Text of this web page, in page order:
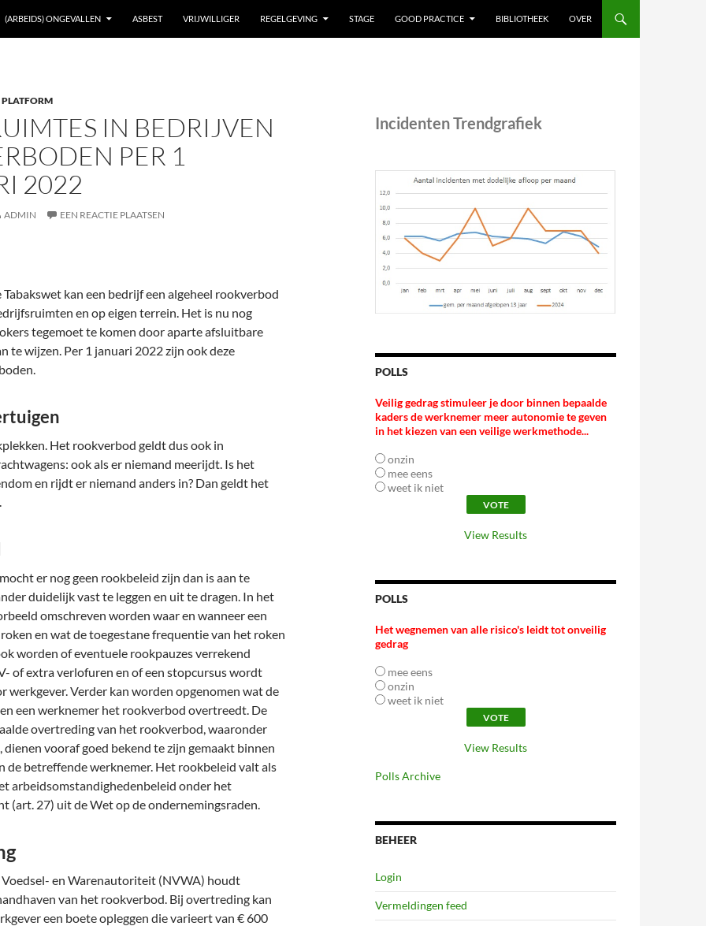
(ARBEIDS) ONGEVALLEN ASBEST VRIJWILLIGER REGELGEVING STAGE GOOD PRACTICE BIBLIOTHEEK OVER
IN BEDRIJVEN
PER 1
2022
ADMIN EEN REACTIE PLAATSEN
kan een bedrijf een algeheel rookverbod
en op eigen terrein. Het is nu nog
tegemoet te komen door aparte afsluitbare
te wijzen. Per 1 januari 2022 zijn ook deze
Het rookverbod geldt dus ook in
ook als er niemand meerijdt. Is het
en rijdt er niemand anders in? Dan geldt het
er nog geen rookbeleid zijn dan is aan te
duidelijk vast te leggen en uit te dragen. In het
omschreven worden waar en wanneer een
en wat de toegestane frequentie van het roken
worden of eventuele rookpauzes verrekend
of extra verlofuren en of een stopcursus wordt
werkgever. Verder kan worden opgenomen wat de
een werknemer het rookverbod overtreedt. De
overtreding van het rookverbod, waaronder
dienen vooraf goed bekend te zijn gemaakt binnen
de betreffende werknemer. Het rookbeleid valt als
arbeidsomstandighedenbeleid onder het
(art. 27) uit de Wet op de ondernemingsraden.
Voedsel- en Warenautoriteit (NVWA) houdt
van het rookverbod. Bij overtreding kan
een boete opleggen die varieert van € 600
Incidenten Trendgrafiek
POLLS
Veilig gedrag stimuleer je door binnen bepaalde
kaders de werknemer meer autonomie te geven
in het kiezen van een veilige werkmethode...
onzin
mee eens
weet ik niet
View Results
POLLS
Het wegnemen van alle risico's leidt tot onveilig
gedrag
mee eens
onzin
weet ik niet
View Results
Polls Archive
BEHEER
Login
Vermeldingen feed